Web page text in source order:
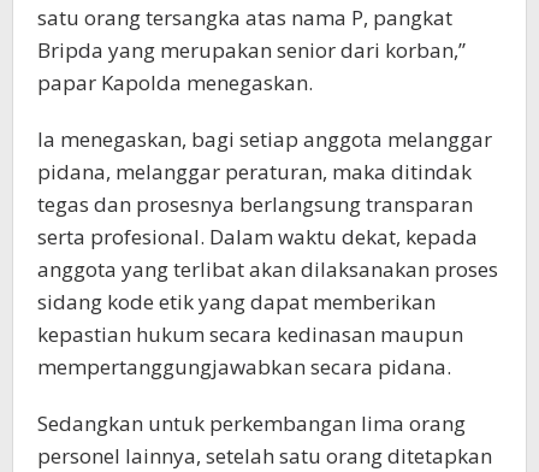
satu orang tersangka atas nama P, pangkat
Bripda yang merupakan senior dari korban,”
papar Kapolda menegaskan.
Ia menegaskan, bagi setiap anggota melanggar
pidana, melanggar peraturan, maka ditindak
tegas dan prosesnya berlangsung transparan
serta profesional. Dalam waktu dekat, kepada
anggota yang terlibat akan dilaksanakan proses
sidang kode etik yang dapat memberikan
kepastian hukum secara kedinasan maupun
mempertanggungjawabkan secara pidana.
Sedangkan untuk perkembangan lima orang
personel lainnya, setelah satu orang ditetapkan